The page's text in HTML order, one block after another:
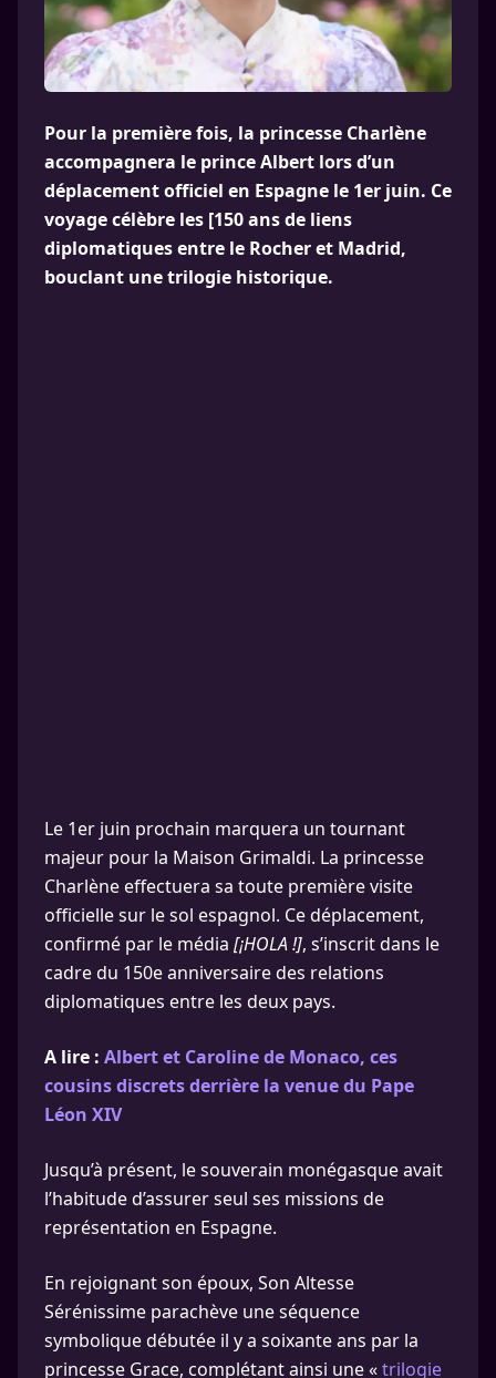
Pour la première fois, la princesse Charlène
accompagnera le prince Albert lors d’un
déplacement officiel en Espagne le 1er juin. Ce
voyage célèbre les [150 ans de liens
diplomatiques entre le Rocher et Madrid,
bouclant une trilogie historique.
Le 1er juin prochain marquera un tournant
majeur pour la Maison Grimaldi. La princesse
Charlène effectuera sa toute première visite
officielle sur le sol espagnol. Ce déplacement,
confirmé par le média [¡HOLA !], s’inscrit dans le
cadre du 150e anniversaire des relations
diplomatiques entre les deux pays.
A lire : Albert et Caroline de Monaco, ces
cousins discrets derrière la venue du Pape
Léon XIV
Jusqu’à présent, le souverain monégasque avait
l’habitude d’assurer seul ses missions de
représentation en Espagne.
En rejoignant son époux, Son Altesse
Sérénissime parachève une séquence
symbolique débutée il y a soixante ans par la
princesse Grace, complétant ainsi une «trilogie